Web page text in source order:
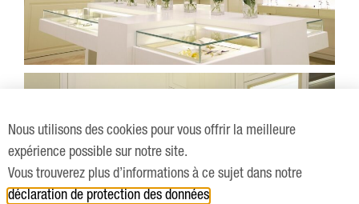
Nous utilisons des cookies pour vous offrir la meilleure
expérience possible sur notre site.
Vous trouverez plus d’informations à ce sujet dans notre
déclaration de protection des données